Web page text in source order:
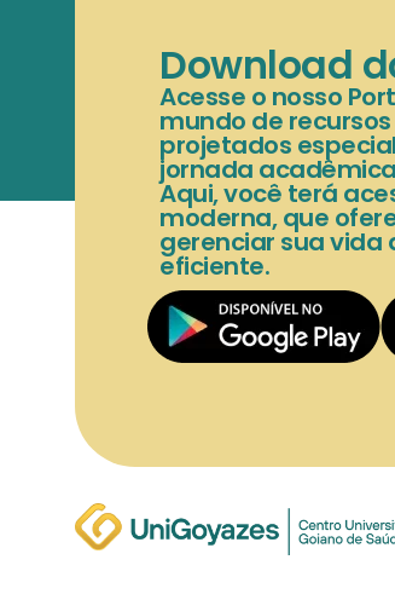
Download
Acesse o nosso
mundo de
projetados
jornada
Aqui, você terá
moderna, que
gerenciar sua vida
eficiente.